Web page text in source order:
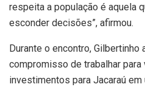
respeita a população é aquela
esconder decisões”, afirmou.
Durante o encontro,
compromisso de trabalhar
investimentos para Jacaraú